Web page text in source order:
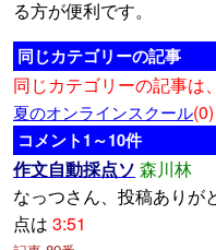
る方が便利です。
同じカテゴリーの記事
同じカテゴリーの記事は
夏のオンラインスクール(0)
コメント1～10件
作文自動採点ソ 森川林
なっつさん、投稿ありが
点は 3:51